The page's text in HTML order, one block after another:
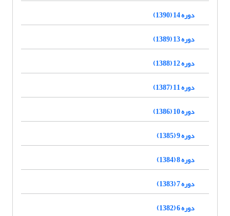
دوره 14 (1390)
دوره 13 (1389)
دوره 12 (1388)
دوره 11 (1387)
دوره 10 (1386)
دوره 9 (1385)
دوره 8 (1384)
دوره 7 (1383)
دوره 6 (1382)